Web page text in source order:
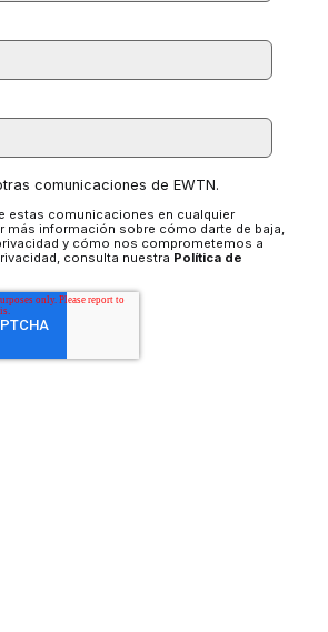
comunicaciones de EWTN.
estas comunicaciones en cualquier
más información sobre cómo darte de baja,
y cómo nos comprometemos a
consulta nuestra Política de